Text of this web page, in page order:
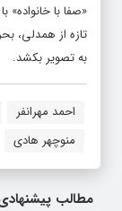
«صفا با خانواده»
تازه از همدلی،
به تصویر بکشد.
احمد مهرانفر
منوچهر هادی
مطالب